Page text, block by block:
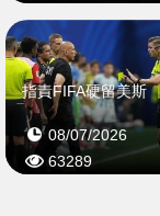
指責FIFA硬留美斯
08/07/2026
63289